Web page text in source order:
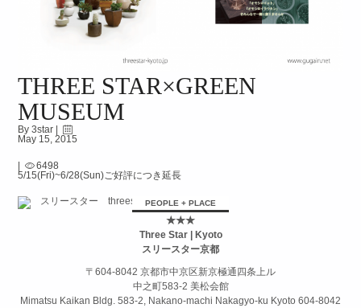
THREE STAR×GREEN
MUSEUM
By 3star |
May 15, 2015
|
6498
5/15(Fri)~6/28(Sun)ご好評につき延長
PEOPLE + PLACE
★★★
Three Star | Kyoto
スリースター京都
〒604-8042 京都市中京区新京極通四条上ル
中之町583-2 美松会館
Mimatsu Kaikan Bldg. 583-2, Nakano-machi Nakagyo-ku Kyoto 604-8042